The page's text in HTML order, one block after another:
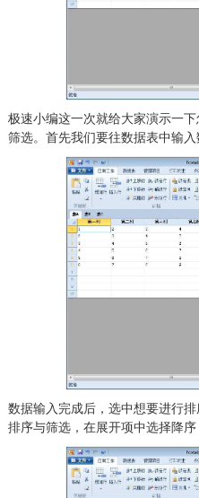
极速小编这一次就给大家演示一
筛选。首先我们要往数据表中输入
数据输入完成后，选中想要进行
排序与筛选，在展开项中选择降序